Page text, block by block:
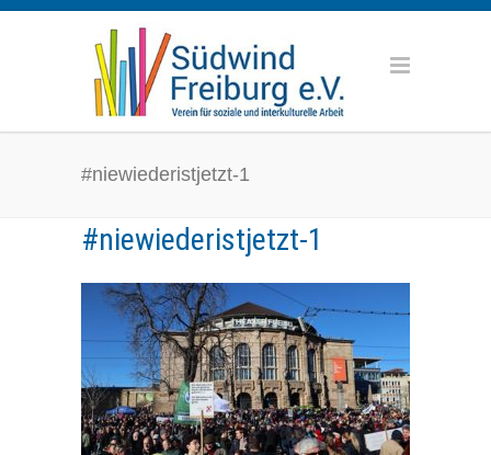
#niewiederistjetzt-1
#niewiederistjetzt-1